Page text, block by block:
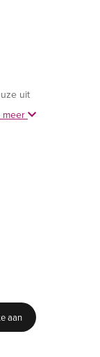
uit
meer
aan